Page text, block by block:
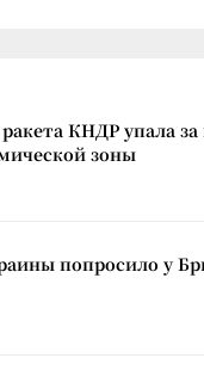
КНДР упала
зоны
попросило у